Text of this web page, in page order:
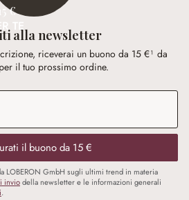
15 €
TE
alla newsletter
riceverai un buono da 15 €¹ da
il tuo prossimo ordine.
il buono da 15 €
LOBERON GmbH sugli ultimi trend in materia
inviodella newsletter e le informazioni generali
.